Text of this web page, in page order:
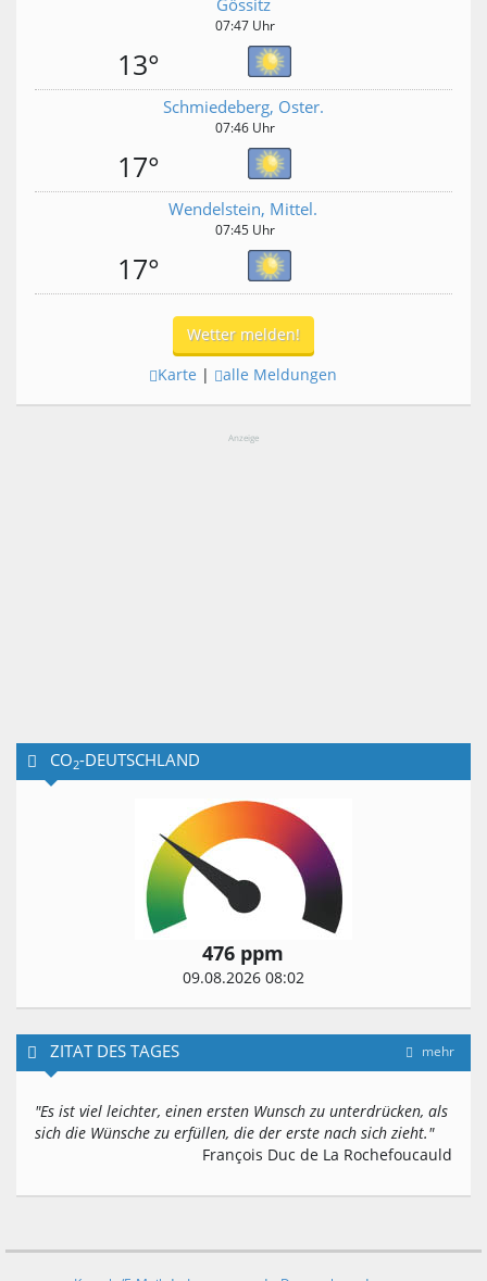
Gössitz
07:47 Uhr
13°
Schmiedeberg, Oster.
07:46 Uhr
17°
Wendelstein, Mittel.
07:45 Uhr
17°
Wetter melden!
Karte | alle Meldungen
Anzeige
CO2-DEUTSCHLAND
476 ppm
09.08.2026 08:02
mehr
ZITAT DES TAGES
"Es ist viel leichter, einen ersten Wunsch zu unterdrücken, als
sich die Wünsche zu erfüllen, die der erste nach sich zieht."
François Duc de La Rochefoucauld